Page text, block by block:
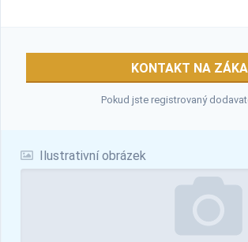
Ilustrativní obrázek
KONTAKT NA
Pokud jste registrovaný